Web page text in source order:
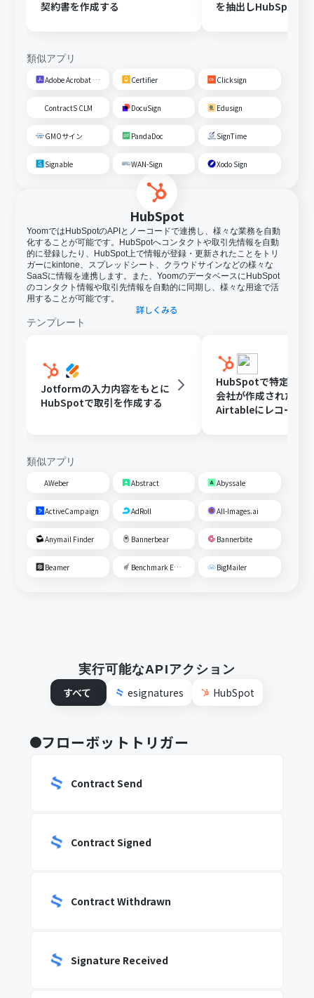
契約書を作成する
を抽出しHubSpotで
類似アプリ
Adobe Acrobat Sign Certifier Clicksign
ContractS CLM DocuSign Edusign
GMOサイン PandaDoc SignTime
Signable WAN-Sign Xodo Sign
HubSpot
YoomではHubSpotのAPIとノーコードで連携し、様々な業務を自動
化することが可能です。HubSpotへコンタクトや取引先情報を自動
的に登録したり、HubSpot上で情報が登録・更新されたことをトリ
ガーにkintone、スプレッドシート、クラウドサインなどの様々な
SaaSに情報を連携します。また、YoomのデータベースにHubSpot
のコンタクト情報や取引先情報を自動的に同期し、様々な用途で活
用することが可能です。
詳しくみる
テンプレート
Jotformの入力内容をもとに
HubSpotで取引を作成する
HubSpotで特定条件
会社が作成されたら、
Airtableにレコード
類似アプリ
AWeber Abstract Abyssale
ActiveCampaign AdRoll All-Images.ai
Anymail Finder Bannerbear Bannerbite
Beamer Benchmark Email BigMailer
実行可能なAPIアクション
すべて
esignatures HubSpot
フローボットトリガー
Contract Send
Contract Signed
Contract Withdrawn
Signature Received